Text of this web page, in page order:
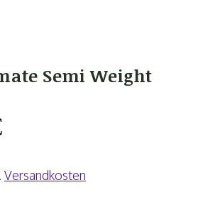
Semi Weight
Versandkosten